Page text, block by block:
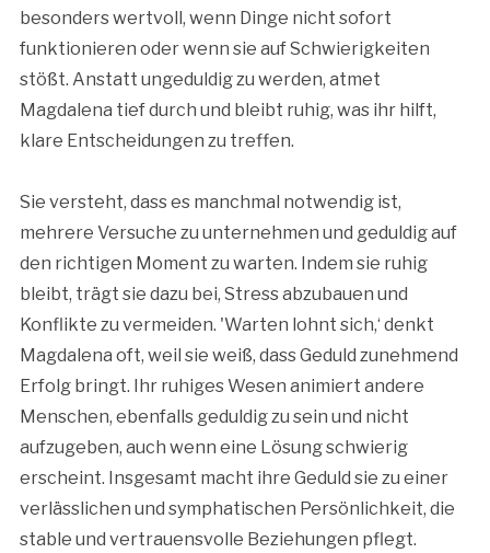
besonders wertvoll, wenn Dinge nicht sofort
funktionieren oder wenn sie auf Schwierigkeiten
stößt. Anstatt ungeduldig zu werden, atmet
Magdalena tief durch und bleibt ruhig, was ihr hilft,
klare Entscheidungen zu treffen.
Sie versteht, dass es manchmal notwendig ist,
mehrere Versuche zu unternehmen und geduldig auf
den richtigen Moment zu warten. Indem sie ruhig
bleibt, trägt sie dazu bei, Stress abzubauen und
Konflikte zu vermeiden. 'Warten lohnt sich,‘ denkt
Magdalena oft, weil sie weiß, dass Geduld zunehmend
Erfolg bringt. Ihr ruhiges Wesen animiert andere
Menschen, ebenfalls geduldig zu sein und nicht
aufzugeben, auch wenn eine Lösung schwierig
erscheint. Insgesamt macht ihre Geduld sie zu einer
verlässlichen und symphatischen Persönlichkeit, die
stable und vertrauensvolle Beziehungen pflegt.